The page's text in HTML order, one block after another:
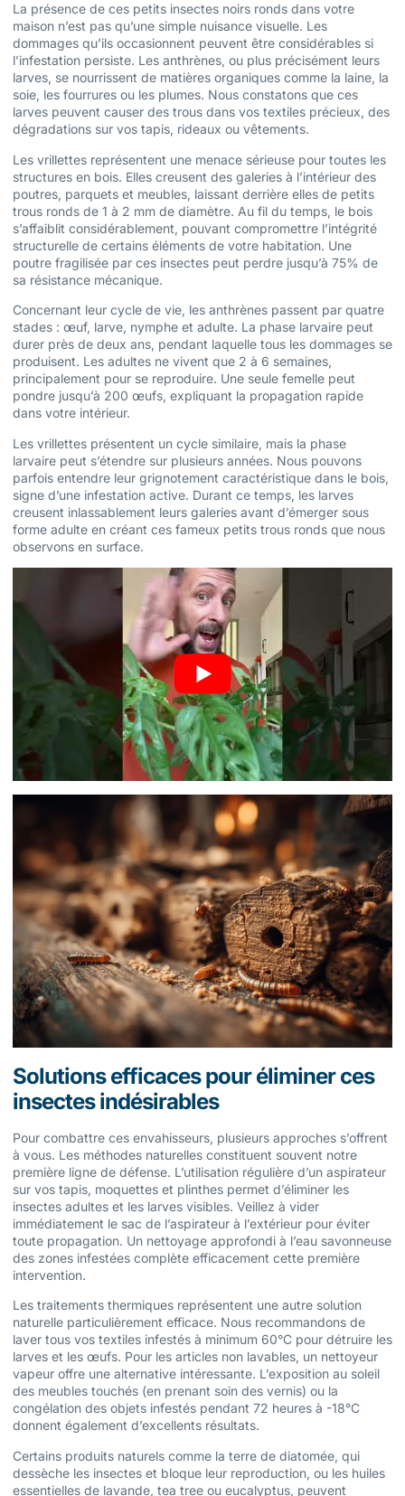
La présence de ces petits insectes noirs ronds dans votre
maison n’est pas qu’une simple nuisance visuelle. Les
dommages qu’ils occasionnent peuvent être considérables si
l’infestation persiste. Les anthrènes, ou plus précisément leurs
larves, se nourrissent de matières organiques comme la laine, la
soie, les fourrures ou les plumes. Nous constatons que ces
larves peuvent causer des trous dans vos textiles précieux, des
dégradations sur vos tapis, rideaux ou vêtements.
Les vrillettes représentent une menace sérieuse pour toutes les
structures en bois. Elles creusent des galeries à l’intérieur des
poutres, parquets et meubles, laissant derrière elles de petits
trous ronds de 1 à 2 mm de diamètre. Au fil du temps, le bois
s’affaiblit considérablement, pouvant compromettre l’intégrité
structurelle de certains éléments de votre habitation. Une
poutre fragilisée par ces insectes peut perdre jusqu’à 75% de
sa résistance mécanique.
Concernant leur cycle de vie, les anthrènes passent par quatre
stades : œuf, larve, nymphe et adulte. La phase larvaire peut
durer près de deux ans, pendant laquelle tous les dommages se
produisent. Les adultes ne vivent que 2 à 6 semaines,
principalement pour se reproduire. Une seule femelle peut
pondre jusqu’à 200 œufs, expliquant la propagation rapide
dans votre intérieur.
Les vrillettes présentent un cycle similaire, mais la phase
larvaire peut s’étendre sur plusieurs années. Nous pouvons
parfois entendre leur grignotement caractéristique dans le bois,
signe d’une infestation active. Durant ce temps, les larves
creusent inlassablement leurs galeries avant d’émerger sous
forme adulte en créant ces fameux petits trous ronds que nous
observons en surface.
Solutions efficaces pour éliminer ces
insectes indésirables
Pour combattre ces envahisseurs, plusieurs approches s’offrent
à vous. Les méthodes naturelles constituent souvent notre
première ligne de défense. L’utilisation régulière d’un aspirateur
sur vos tapis, moquettes et plinthes permet d’éliminer les
insectes adultes et les larves visibles. Veillez à vider
immédiatement le sac de l’aspirateur à l’extérieur pour éviter
toute propagation. Un nettoyage approfondi à l’eau savonneuse
des zones infestées complète efficacement cette première
intervention.
Les traitements thermiques représentent une autre solution
naturelle particulièrement efficace. Nous recommandons de
laver tous vos textiles infestés à minimum 60°C pour détruire les
larves et les œufs. Pour les articles non lavables, un nettoyeur
vapeur offre une alternative intéressante. L’exposition au soleil
des meubles touchés (en prenant soin des vernis) ou la
congélation des objets infestés pendant 72 heures à -18°C
donnent également d’excellents résultats.
Certains produits naturels comme la terre de diatomée, qui
dessèche les insectes et bloque leur reproduction, ou les huiles
essentielles de lavande, tea tree ou eucalyptus, peuvent